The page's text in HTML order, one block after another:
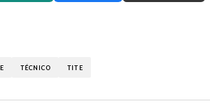
TÉCNICO TITE